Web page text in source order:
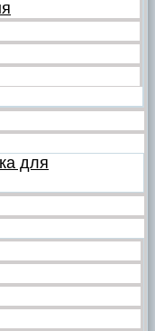
для